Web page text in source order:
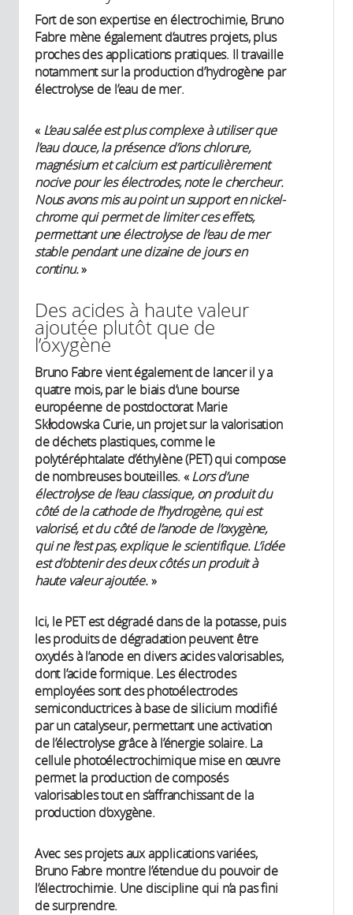
Fort de son expertise en électrochimie, Bruno
Fabre mène également d’autres projets, plus
proches des applications pratiques. Il travaille
notamment sur la production d’hydrogène par
électrolyse de l’eau de mer.
« L’eau salée est plus complexe à utiliser que
l’eau douce, la présence d’ions chlorure,
magnésium et calcium est particulièrement
nocive pour les électrodes, note le chercheur.
Nous avons mis au point un support en nickel-
chrome qui permet de limiter ces effets,
permettant une électrolyse de l’eau de mer
stable pendant une dizaine de jours en
continu.»
Des acides à haute valeur
ajoutée plutôt que de
l’oxygène
Bruno Fabre vient également de lancer il y a
quatre mois, par le biais d’une bourse
européenne de postdoctorat Marie
Skłodowska Curie, un projet sur la valorisation
de déchets plastiques, comme le
polytéréphtalate d’éthylène (PET) qui compose
de nombreuses bouteilles. «Lors d’une
électrolyse de l’eau classique, on produit du
côté de la cathode de l’hydrogène, qui est
valorisé, et du côté de l’anode de l’oxygène,
qui ne l’est pas, explique le scientifique. L’idée
est d’obtenir des deux côtés un produit à
haute valeur ajoutée.»
Ici, le PET est dégradé dans de la potasse, puis
les produits de dégradation peuvent être
oxydés à l’anode en divers acides valorisables,
dont l’acide formique. Les électrodes
employées sont des photoélectrodes
semiconductrices à base de silicium modifié
par un catalyseur, permettant une activation
de l’électrolyse grâce à l’énergie solaire. La
cellule photoélectrochimique mise en œuvre
permet la production de composés
valorisables tout en s’affranchissant de la
production d’oxygène.
Avec ses projets aux applications variées,
Bruno Fabre montre l’étendue du pouvoir de
l’électrochimie. Une discipline qui n’a pas fini
de surprendre.